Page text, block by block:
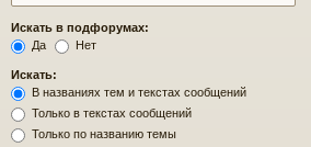
Искать в подфорумах:
Да
Нет
Искать:
В названиях тем и текстах сообщений
Только в текстах сообщений
Только по названию темы